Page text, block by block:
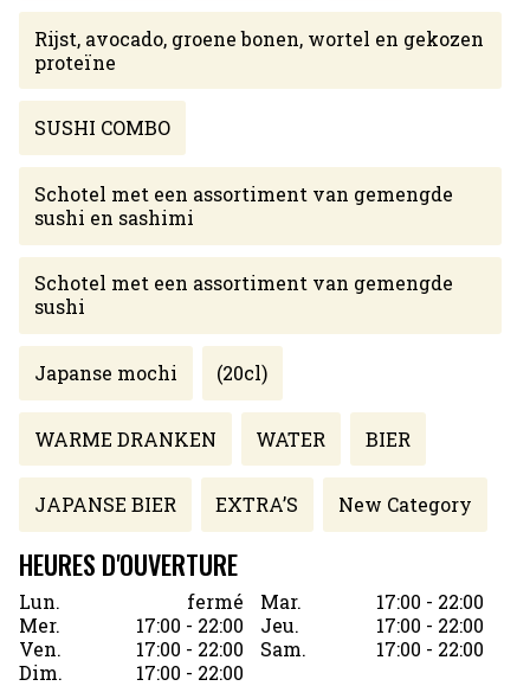
Rijst, avocado, groene bonen, wortel en gekozen
proteïne
SUSHI COMBO
Schotel met een assortiment van gemengde
sushi en sashimi
Schotel met een assortiment van gemengde
sushi
Japanse mochi (20cl)
WARME DRANKEN WATER BIER
JAPANSE BIER EXTRA’S New Category
HEURES D'OUVERTURE
Lun. fermé Mar.
17:00 - 22:00
Mer.
17:00 - 22:00 Jeu.
17:00 - 22:00
Ven.
17:00 - 22:00 Sam.
17:00 - 22:00
Dim.
17:00 - 22:00